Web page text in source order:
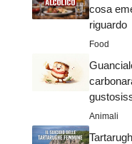
cosa
riguardo
Food
Animali